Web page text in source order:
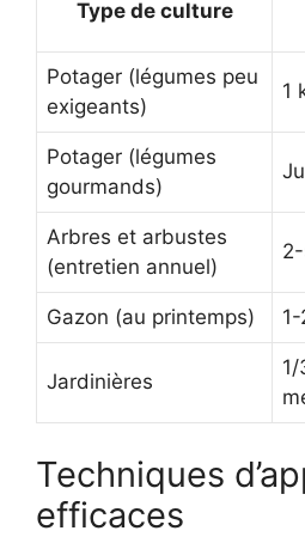
Type de culture
Potager (légumes peu
exigeants)
1
Potager (légumes
gourmands)
Arbres et arbustes
(entretien annuel)
Gazon (au printemps)
Jardinières
Techniques
efficaces